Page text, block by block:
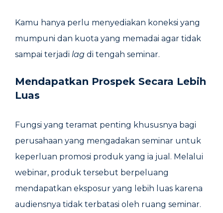
Kamu hanya perlu menyediakan koneksi yang
mumpuni dan kuota yang memadai agar tidak
sampai terjadi lag di tengah seminar.
Mendapatkan Prospek Secara Lebih
Luas
Fungsi yang teramat penting khususnya bagi
perusahaan yang mengadakan seminar untuk
keperluan promosi produk yang ia jual. Melalui
webinar, produk tersebut berpeluang
mendapatkan eksposur yang lebih luas karena
audiensnya tidak terbatasi oleh ruang seminar.